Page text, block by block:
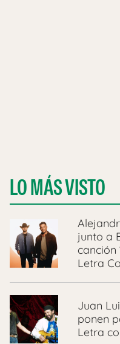
LO MÁS VISTO
junto a
canción
Letra
Juan
ponen
Letra